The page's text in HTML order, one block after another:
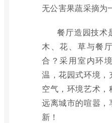
无公害果蔬采摘为
餐厅造园技术
木、花、草与餐
合？采用室内环
温，花园式环境
空气，环境艺术
远离城市的喧嚣
新！